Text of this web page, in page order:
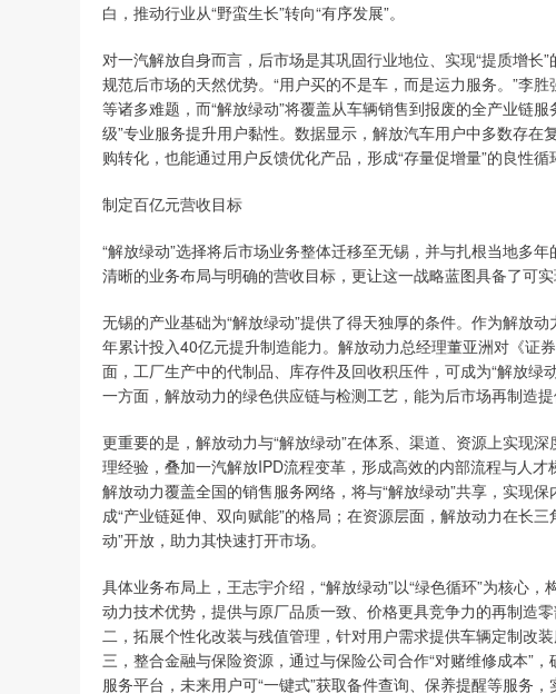
白，推动行业从“野蛮生长”转向“有序发展”。
对一汽解放自身而言，后市场是其巩固行业地位、实现“提质增
规范后市场的天然优势。“用户买的不是车，而是运力服务。”李
等诸多难题，而“解放绿动”将覆盖从车辆销售到报废的全产业
级”专业服务提升用户黏性。数据显示，解放汽车用户中多数存
购转化，也能通过用户反馈优化产品，形成“存量促增量”的良性循
制定百亿元营收目标
“解放绿动”选择将后市场业务整体迁移至无锡，并与扎根当地多
清晰的业务布局与明确的营收目标，更让这一战略蓝图具备了可实
无锡的产业基础为“解放绿动”提供了得天独厚的条件。作为解放
年累计投入40亿元提升制造能力。解放动力总经理董亚洲对《证
面，工厂生产中的代制品、库存件及回收积压件，可成为“解放
一方面，解放动力的绿色供应链与检测工艺，能为后市场再制造
更重要的是，解放动力与“解放绿动”在体系、渠道、资源上实现
理经验，叠加一汽解放IPD流程变革，形成高效的内部流程与人
解放动力覆盖全国的销售服务网络，将与“解放绿动”共享，实现
成“产业链延伸、双向赋能”的格局；在资源层面，解放动力在长
动”开放，助力其快速打开市场。
具体业务布局上，王志宇介绍，“解放绿动”以“绿色循环”为核心
动力技术优势，提供与原厂品质一致、价格更具竞争力的再制造
二，拓展个性化改装与残值管理，针对用户需求提供车辆定制改
三，整合金融与保险资源，通过与保险公司合作“对赌维修成本”
服务平台，未来用户可“一键式”获取备件查询、保养提醒等服务